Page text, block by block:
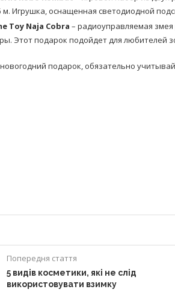
м. Игрушка, оснащенная светодиодной
Toy Naja Cobra – радиоуправляемая
Этот подарок подойдет для любителей
подарок, обязательно
Попередня стаття
5 видів косметики, які не слід
використовувати взимку